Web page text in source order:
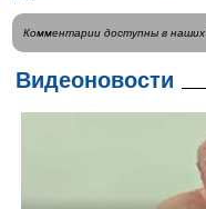
Комментарии доступны в наших
Видеоновости